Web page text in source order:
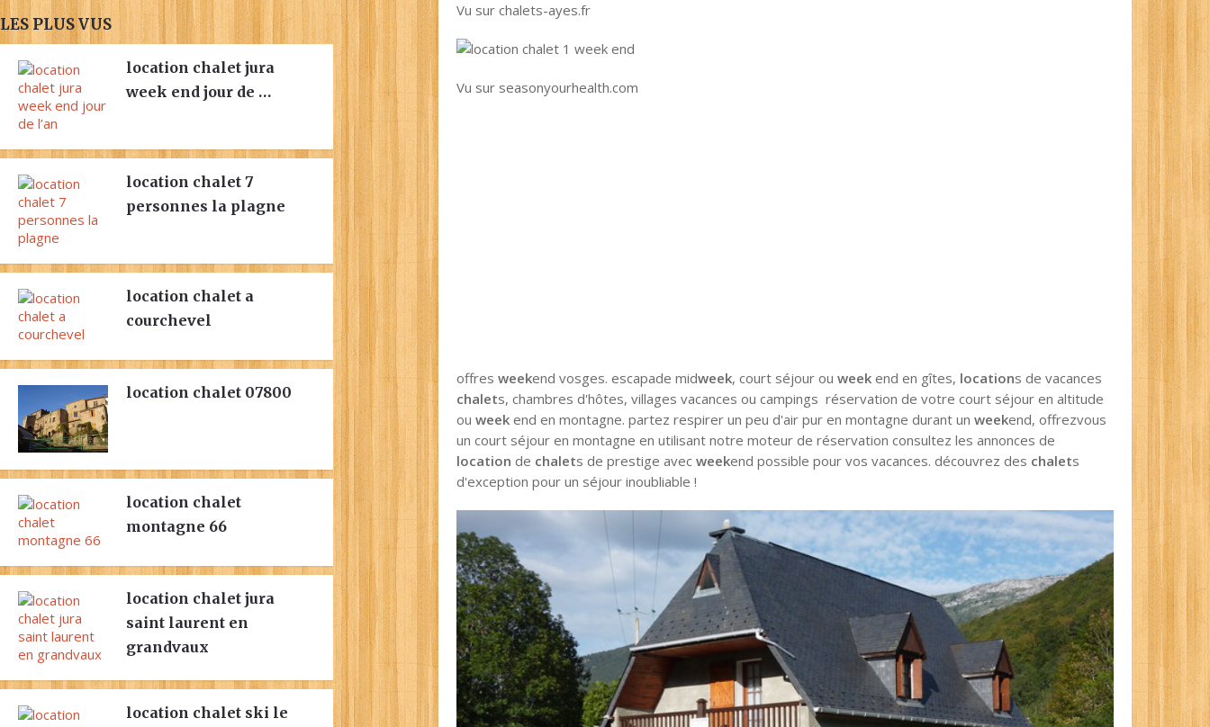
Vu sur chalets-ayes.fr
Vu sur seasonyourhealth.com
offresweekend vosges. escapade midweek, court séjour ouweek end en gîtes, locations de vacances
chalets, chambres d'hôtes, villages vacances ou campings réservation de votre court séjour en altitude
ouweek end en montagne. partez respirer un peu d'air pur en montagne durant unweekend, offrezvous
un court séjour en montagne en utilisant notre moteur de réservation consultez les annonces de
location de chalets de prestige avecweekend possible pour vos vacances. découvrez des chalets
d'exception pour un séjour inoubliable !
LES PLUS VUS
location chalet jura
week end jour de …
location chalet 7
personnes la plagne
location chalet a
courchevel
location chalet 07800
location chalet
montagne 66
location chalet jura
saint laurent en
grandvaux
location chalet ski le